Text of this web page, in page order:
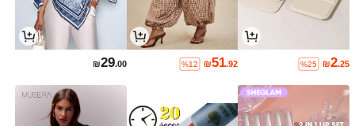
₪2.25
%25
₪51.92
%12
₪29.00